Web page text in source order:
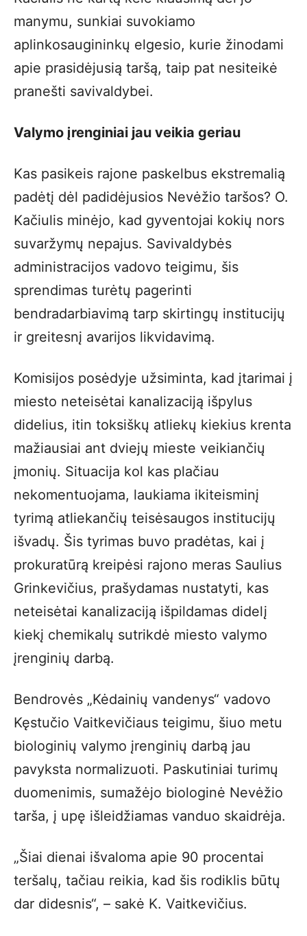
manymu, sunkiai suvokiamo
aplinkosaugininkų elgesio, kurie žinodami
apie prasidėjusią taršą, taip pat nesiteikė
pranešti savivaldybei.
Valymo įrenginiai jau veikia geriau
Kas pasikeis rajone paskelbus ekstremalią
padėtį dėl padidėjusios Nevėžio taršos? O.
Kačiulis minėjo, kad gyventojai kokių nors
suvaržymų nepajus. Savivaldybės
administracijos vadovo teigimu, šis
sprendimas turėtų pagerinti
bendradarbiavimą tarp skirtingų institucijų
ir greitesnį avarijos likvidavimą.
Komisijos posėdyje užsiminta, kad įtarimai į
miesto neteisėtai kanalizaciją išpylus
didelius, itin toksiškų atliekų kiekius krenta
mažiausiai ant dviejų mieste veikiančių
įmonių. Situacija kol kas plačiau
nekomentuojama, laukiama ikiteisminį
tyrimą atliekančių teisėsaugos institucijų
išvadų. Šis tyrimas buvo pradėtas, kai į
prokuratūrą kreipėsi rajono meras Saulius
Grinkevičius, prašydamas nustatyti, kas
neteisėtai kanalizaciją išpildamas didelį
kiekį chemikalų sutrikdė miesto valymo
įrenginių darbą.
Bendrovės „Kėdainių vandenys“ vadovo
Kęstučio Vaitkevičiaus teigimu, šiuo metu
biologinių valymo įrenginių darbą jau
pavyksta normalizuoti. Paskutiniai turimų
duomenimis, sumažėjo biologinė Nevėžio
tarša, į upę išleidžiamas vanduo skaidrėja.
„Šiai dienai išvaloma apie 90 procentai
teršalų, tačiau reikia, kad šis rodiklis būtų
dar didesnis“, – sakė K. Vaitkevičius.